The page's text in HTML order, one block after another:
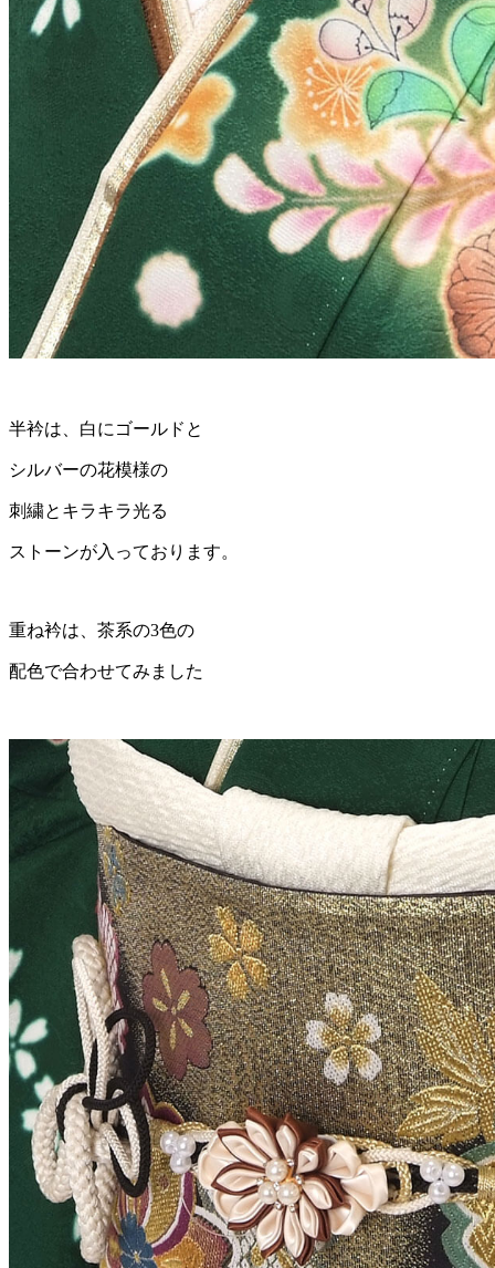
半衿は、白にゴールドと
シルバーの花模様の
刺繍とキラキラ光る
ストーンが入っております。
重ね衿は、茶系の3色の
配色で合わせてみました